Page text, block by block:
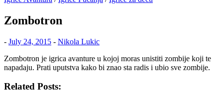
Zombotron
- July 24, 2015 - Nikola Lukic
Zombotron je igrica avanture u kojoj moras unistiti zombije koji te
napadaju. Prati uputstva kako bi znao sta radis i ubio sve zombije.
Related Posts: